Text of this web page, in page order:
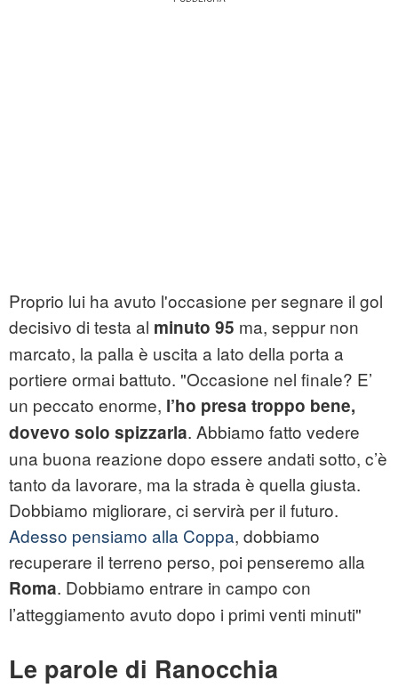
Proprio lui ha avuto l'occasione per segnare il gol
decisivo di testa al minuto 95 ma, seppur non
marcato, la palla è uscita a lato della porta a
portiere ormai battuto. "Occasione nel finale? E’
un peccato enorme, l’ho presa troppo bene,
dovevo solo spizzarla. Abbiamo fatto vedere
una buona reazione dopo essere andati sotto, c’è
tanto da lavorare, ma la strada è quella giusta.
Dobbiamo migliorare, ci servirà per il futuro.
Adesso pensiamo alla Coppa, dobbiamo
recuperare il terreno perso, poi penseremo alla
Roma. Dobbiamo entrare in campo con
l’atteggiamento avuto dopo i primi venti minuti"
Le parole di Ranocchia